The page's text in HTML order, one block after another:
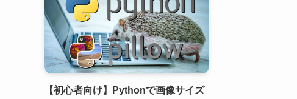
【初心者向け】Pythonで画像サイズ